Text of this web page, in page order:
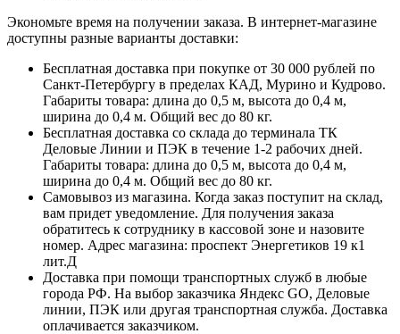
Экономьте время на получении заказа. В интернет-магазине
доступны разные варианты доставки:
Бесплатная доставка при покупке от 30 000 рублей по
Санкт-Петербургу в пределах КАД, Мурино и Кудрово.
Габариты товара: длина до 0,5 м, высота до 0,4 м,
ширина до 0,4 м. Общий вес до 80 кг.
Бесплатная доставка со склада до терминала ТК
Деловые Линии и ПЭК в течение 1-2 рабочих дней.
Габариты товара: длина до 0,5 м, высота до 0,4 м,
ширина до 0,4 м. Общий вес до 80 кг.
Самовывоз из магазина. Когда заказ поступит на склад,
вам придет уведомление. Для получения заказа
обратитесь к сотруднику в кассовой зоне и назовите
номер. Адрес магазина: проспект Энергетиков 19 к1
лит.Д
Доставка при помощи транспортных служб в любые
города РФ. На выбор заказчика Яндекс GO, Деловые
линии, ПЭК или другая транспортная служба. Доставка
оплачивается заказчиком.